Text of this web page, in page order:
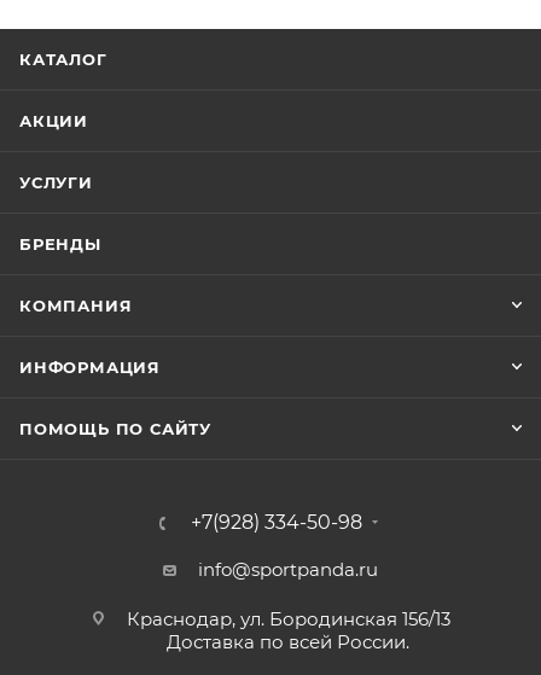
КАТАЛОГ
АКЦИИ
УСЛУГИ
БРЕНДЫ
КОМПАНИЯ
ИНФОРМАЦИЯ
ПОМОЩЬ ПО САЙТУ
+7(928) 334-50-98
info@sportpanda.ru
Краснодар, ул. Бородинская 156/13
Доставка по всей России.